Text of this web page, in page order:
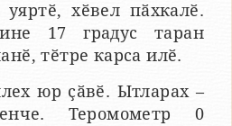
хӗвел пӑхкалӗ.
17 градус таран
тӗтре карса илӗ.
юр ҫӑвӗ. Ытларах –
Теромометр 0